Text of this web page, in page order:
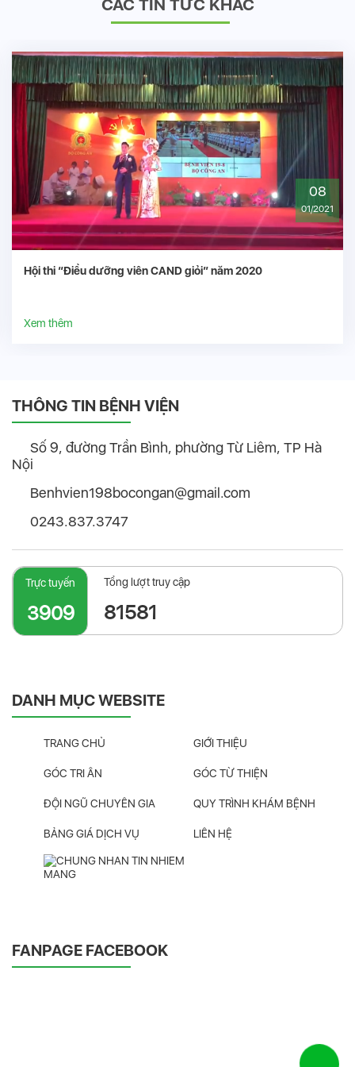
CÁC TIN TỨC KHÁC
08
01/2021
Hội thi “Điều dưỡng viên CAND giỏi” năm 2020
Xem thêm
THÔNG TIN BỆNH VIỆN
Số 9, đường Trần Bình, phường Từ Liêm, TP Hà
Nội
Benhvien198bocongan@gmail.com
0243.837.3747
Trực tuyến
3909
Tổng lượt truy cập
81581
DANH MỤC WEBSITE
TRANG CHỦ GIỚI THIỆU
GÓC TRI ÂN GÓC TỪ THIỆN
ĐỘI NGŨ CHUYÊN GIA QUY TRÌNH KHÁM BỆNH
BẢNG GIÁ DỊCH VỤ LIÊN HỆ
FANPAGE FACEBOOK